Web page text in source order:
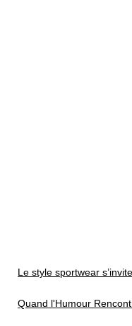
Le style sportwear
Quand l'Humour